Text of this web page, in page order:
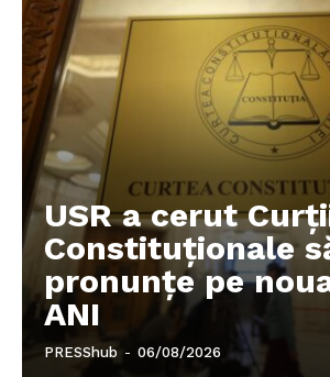
USR a cerut
Constituționale
pronunțe pe
ANI
PRESShub - 06/08/2026